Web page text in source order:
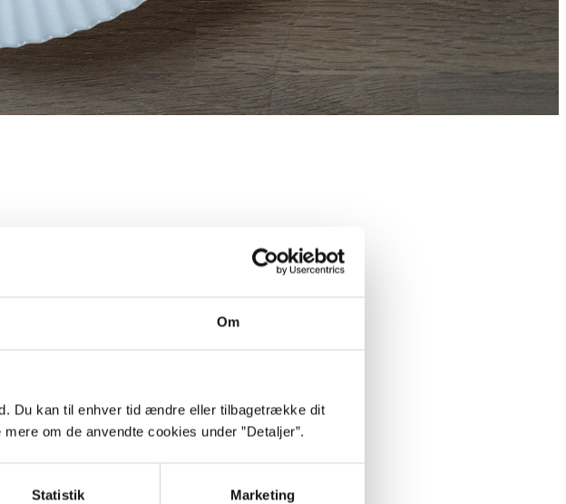
Om
Du kan til enhver tid ændre eller tilbagetrække dit
om de anvendte cookies under ”Detaljer”.
Statistik Marketing